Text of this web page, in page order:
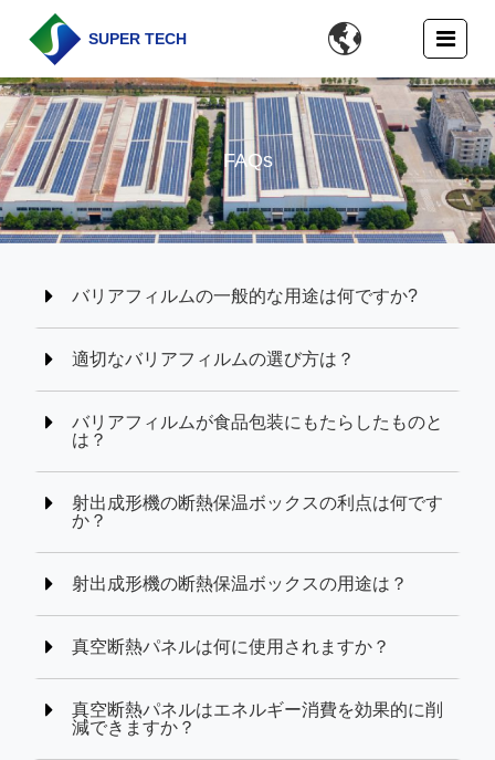
SUPER TECH 
FAQs
バリアフィルムの一般的な用途は何ですか?
適切なバリアフィルムの選び方は？
バリアフィルムが食品包装にもたらしたものと
は？
射出成形機の断熱保温ボックスの利点は何です
か？
射出成形機の断熱保温ボックスの用途は？
真空断熱パネルは何に使用されますか？
真空断熱パネルはエネルギー消費を効果的に削
減できますか？